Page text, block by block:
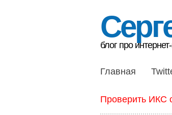
блог про
Главная
Проверить ИКС